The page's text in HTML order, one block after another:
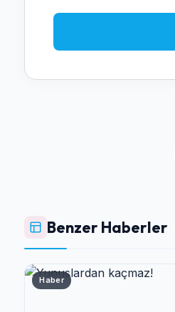
Benzer Haberler
Haber